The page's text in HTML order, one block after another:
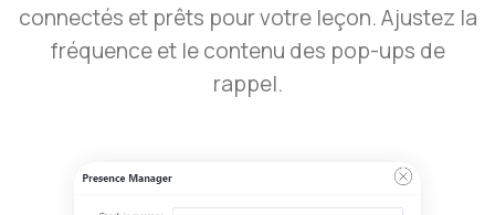
connectés et prêts pour votre leçon. Ajustez la
fréquence et le contenu des pop-ups de
rappel.